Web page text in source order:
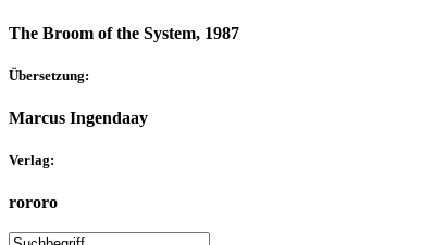
The Broom of the System, 1987
Übersetzung:
Marcus Ingendaay
Verlag:
rororo